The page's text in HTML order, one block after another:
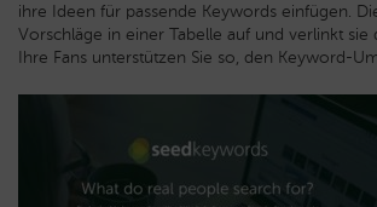
ihre Ideen für passende Keywords einfügen.
Vorschläge in einer Tabelle auf und verlinkt
Ihre Fans unterstützen Sie so, den Keyword-